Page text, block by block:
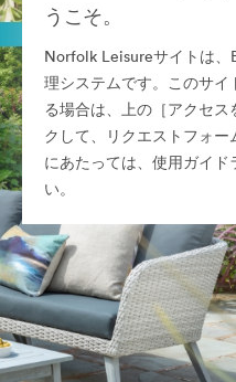
うこそ。
Norfolk Leisureサイトは
理システムです。このサ
る場合は、上の［アクセ
クして、リクエストフォ
にあたっては、使用ガイド
い。